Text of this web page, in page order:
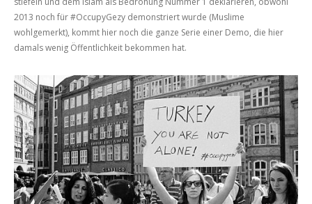
2013 noch für #OccupyGezy demonstriert wurde (Muslime
wohlgemerkt), kommt hier noch die ganze Serie einer Demo, die hier
damals wenig Öffentlichkeit bekommen hat.